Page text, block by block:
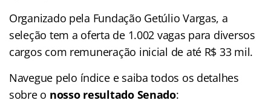
Organizado pela Fundação Getúlio Vargas, a
seleção tem a oferta de 1.002 vagas para diversos
cargos com remuneração inicial de até R$ 33 mil.
Navegue pelo índicee saiba todos os detalhes
sobre o nosso resultado Senado: